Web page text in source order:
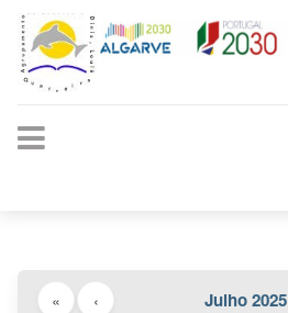
« ‹ Julho 2025